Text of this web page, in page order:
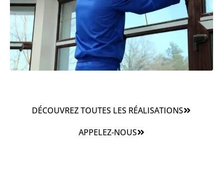
DÉCOUVREZ TOUTES LES RÉALISATIONS
APPELEZ-NOUS